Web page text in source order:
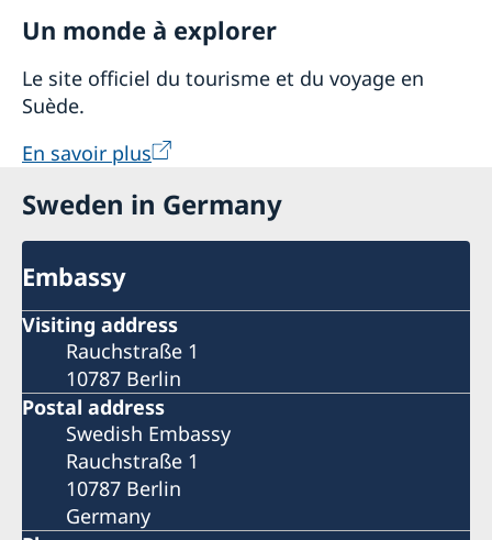
Un monde à explorer
Le site officiel du tourisme et du voyage en
Suède.
En savoir plus
Sweden in Germany
Embassy
Visiting address
Rauchstraße 1
10787 Berlin
Postal address
Swedish Embassy
Rauchstraße 1
10787 Berlin
Germany